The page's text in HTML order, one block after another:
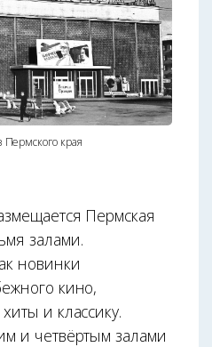
края
Пермская
залами.
новинки
кино,
и классику.
и четвёртым залами